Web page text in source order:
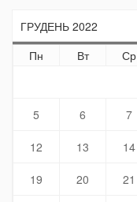
ГРУДЕНЬ 2022
Пн
Вт Ср
5 6 7
12 13 14
19 20 21